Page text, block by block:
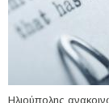
Ηλιούπολης